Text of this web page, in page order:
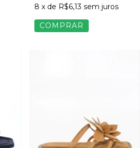
8 x de R$6,13 sem juros
COMPRAR